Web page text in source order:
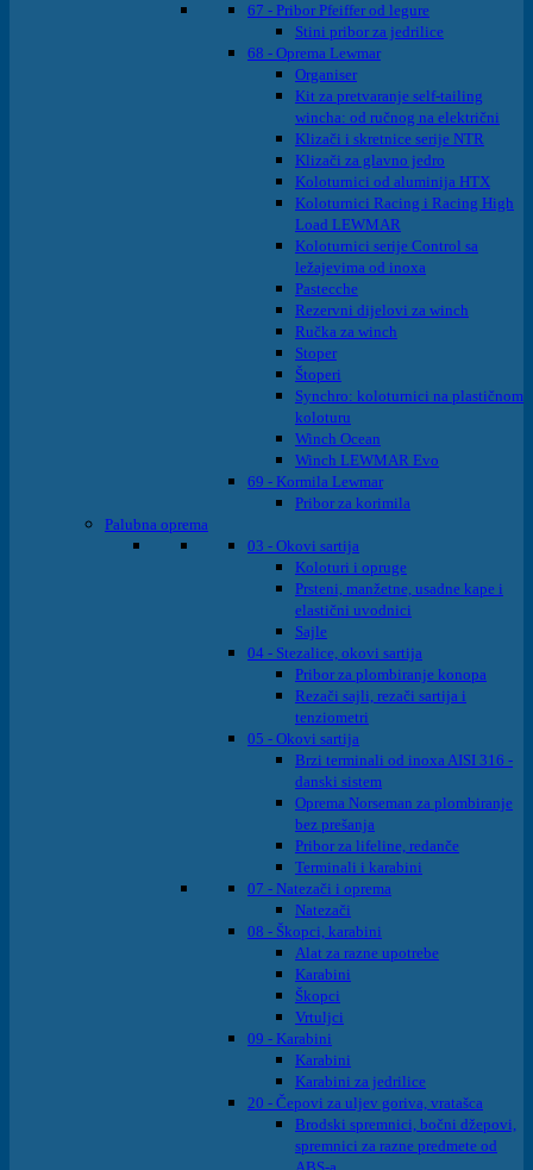
67 - Pribor Pfeiffer od legure
Stini pribor za jedrilice
68 - Oprema Lewmar
Organiser
Kit za pretvaranje self-tailing
wincha: od ručnog na električni
Klizači i skretnice serije NTR
Klizači za glavno jedro
Koloturnici od aluminija HTX
Koloturnici Racing i Racing High
Load LEWMAR
Koloturnici serije Control sa
ležajevima od inoxa
Pastecche
Rezervni dijelovi za winch
Ručka za winch
Stoper
Štoperi
Synchro: koloturnici na plastičnom
koloturu
Winch Ocean
Winch LEWMAR Evo
69 - Kormila Lewmar
Pribor za korimila
Palubna oprema
03 - Okovi sartija
Koloturi i opruge
Prsteni, manžetne, usadne kape i
elastični uvodnici
Sajle
04 - Stezalice, okovi sartija
Pribor za plombiranje konopa
Rezači sajli, rezači sartija i
tenziometri
05 - Okovi sartija
Brzi terminali od inoxa AISI 316 -
danski sistem
Oprema Norseman za plombiranje
bez prešanja
Pribor za lifeline, redanče
Terminali i karabini
07 - Natezači i oprema
Natezači
08 - Škopci, karabini
Alat za razne upotrebe
Karabini
Škopci
Vrtuljci
09 - Karabini
Karabini
Karabini za jedrilice
20 - Čepovi za uljev goriva, vratašca
Brodski spremnici, bočni džepovi,
spremnici za razne predmete od